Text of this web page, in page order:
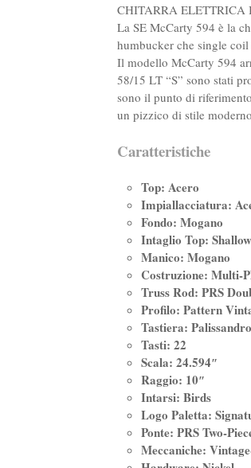
CHITARRA ELETTRICA
La SE McCarty 594 è la
humbucker che single
Il modello McCarty 594
58/15 LT “S” sono stati
sono il punto di
un pizzico di stile
Caratteristiche
Top: Acero
Impiallacciatura:
Fondo: Mogano
Intaglio Top:
Manico: Mogano
Costruzione: Multi-
Truss Rod: PRS
Profilo: Pattern
Tastiera: Palissandro
Tasti: 22
Scala: 24.594″
Raggio: 10″
Intarsi: Birds
Logo Paletta:
Ponte: PRS Two-
Meccaniche: